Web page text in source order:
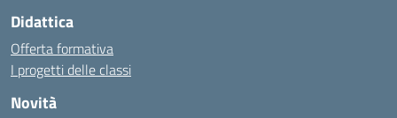
Didattica
Offerta formativa
I progetti delle classi
Novità